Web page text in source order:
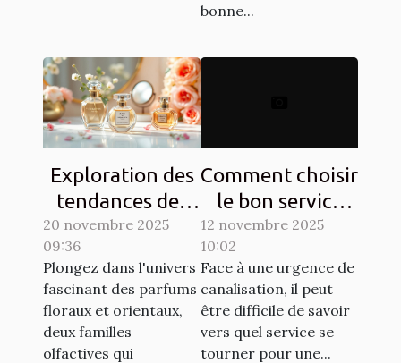
bonne...
Exploration des
tendances des
parfums floraux
et orientaux
20 novembre 2025
09:36
Plongez dans l'univers
fascinant des parfums
floraux et orientaux,
deux familles
olfactives qui
Comment choisir
le bon service
pour vos
urgences de
canalisation ?
12 novembre 2025
10:02
Face à une urgence de
canalisation, il peut
être difficile de savoir
vers quel service se
tourner pour une...